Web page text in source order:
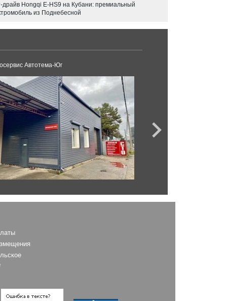
драйв Hongqi E-HS9 на Кубани: премиальный
из Поднебесной
Автотема-Юг